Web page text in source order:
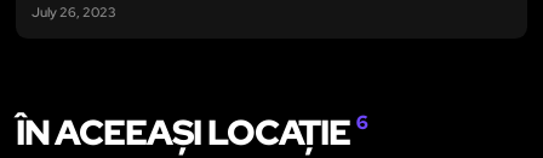
July 26, 2023
ÎN ACEEAȘI LOCAȚIE 6